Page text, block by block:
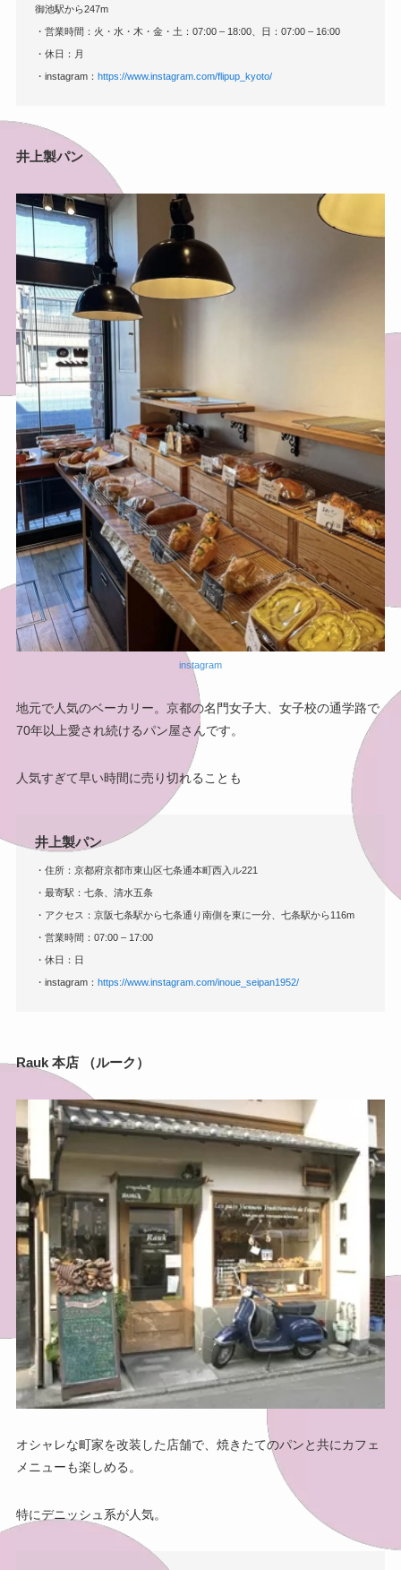
御池駅から247m
・営業時間：火・水・木・金・土：07:00 – 18:00、日：07:00 – 16:00
・休日：月
・instagram： https://www.instagram.com/flipup_kyoto/
井上製パン
instagram
地元で人気のベーカリー。京都の名門女子大、女子校の通学路で
70年以上愛され続けるパン屋さんです。
人気すぎて早い時間に売り切れることも
井上製パン
・住所：京都府京都市東山区七条通本町西入ル221
・最寄駅：七条、清水五条
・アクセス：京阪七条駅から七条通り南側を東に一分、七条駅から116m
・営業時間：07:00 – 17:00
・休日：日
・instagram： https://www.instagram.com/inoue_seipan1952/
Rauk 本店 （ルーク）
オシャレな町家を改装した店舗で、焼きたてのパンと共にカフェ
メニューも楽しめる。
特にデニッシュ系が人気。